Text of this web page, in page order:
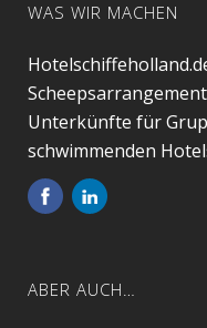
WAS WIR MACHEN
Unterkünfte für
schwimmenden
ABER AUCH…